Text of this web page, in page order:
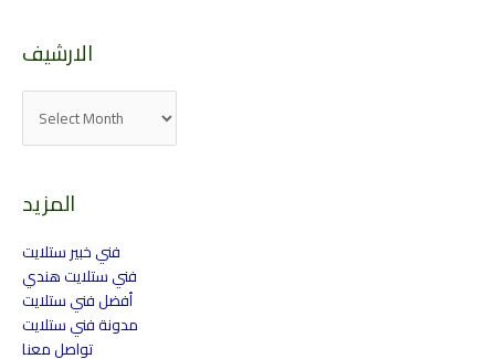
الارشيف
المزيد
فني خبير ستلايت
فني ستلايت هندي
أفضل فني ستلايت
مدونة فني ستلايت
تواصل معنا